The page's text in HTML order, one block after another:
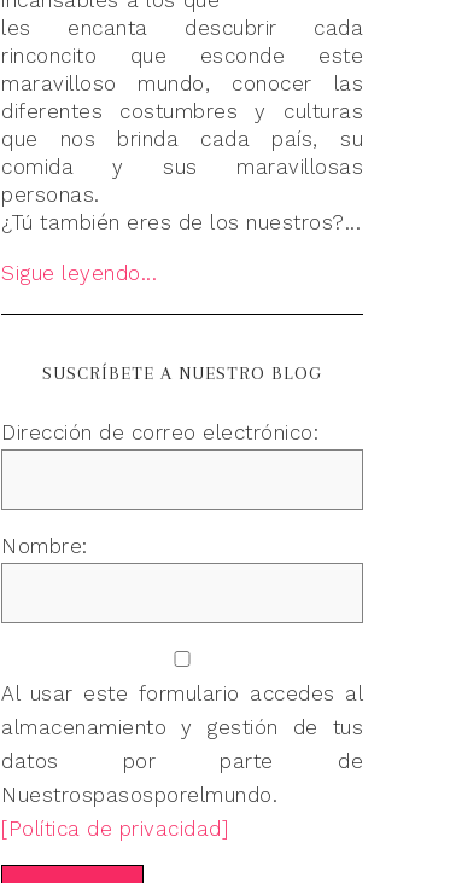
les encanta descubrir cada
rinconcito que esconde este
maravilloso mundo, conocer las
diferentes costumbres y culturas
que nos brinda cada país, su
comida y sus maravillosas
personas.
¿Tú también eres de los nuestros?...
Sigue leyendo...
SUSCRÍBETE A NUESTRO BLOG
Dirección de correo electrónico:
Nombre:
Al usar este formulario accedes al
almacenamiento y gestión de tus
datos por parte de
Nuestrospasosporelmundo.
[Política de privacidad]